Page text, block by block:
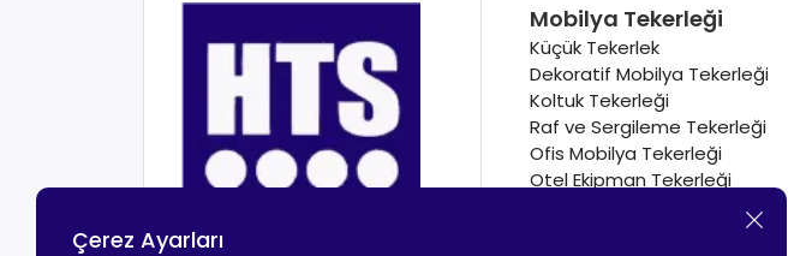
Mobilya Tekerleği
Küçük Tekerlek
Dekoratif Mobilya Tekerleği
Koltuk Tekerleği
Raf ve Sergileme Tekerleği
Ofis Mobilya Tekerleği
Otel Ekipman Tekerleği
Çerez Ayarları